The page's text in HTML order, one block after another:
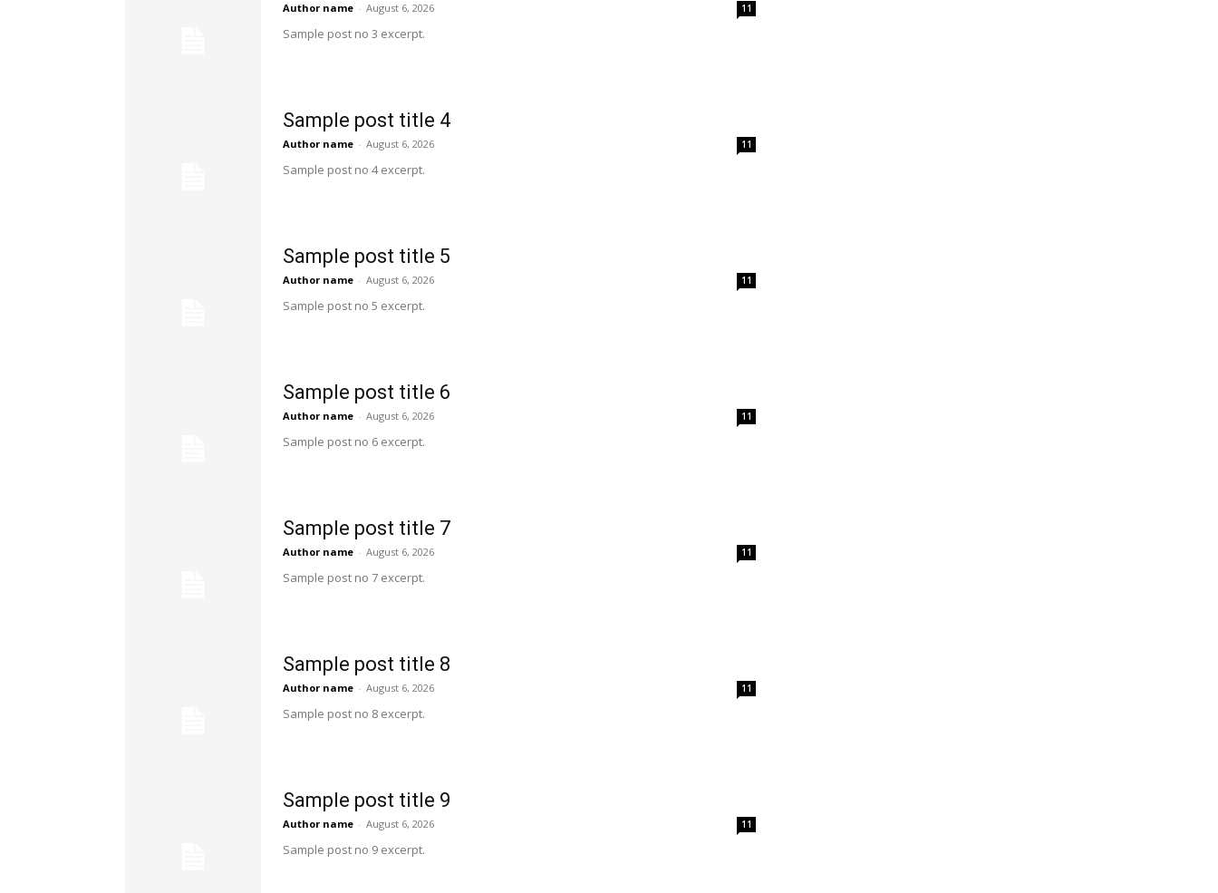
Author name - August 6, 2026 11
Sample post no 3 excerpt.
Sample post title 4
Author name - August 6, 2026 11
Sample post no 4 excerpt.
Sample post title 5
Author name - August 6, 2026 11
Sample post no 5 excerpt.
Sample post title 6
Author name - August 6, 2026 11
Sample post no 6 excerpt.
Sample post title 7
Author name - August 6, 2026 11
Sample post no 7 excerpt.
Sample post title 8
Author name - August 6, 2026 11
Sample post no 8 excerpt.
Sample post title 9
Author name - August 6, 2026 11
Sample post no 9 excerpt.